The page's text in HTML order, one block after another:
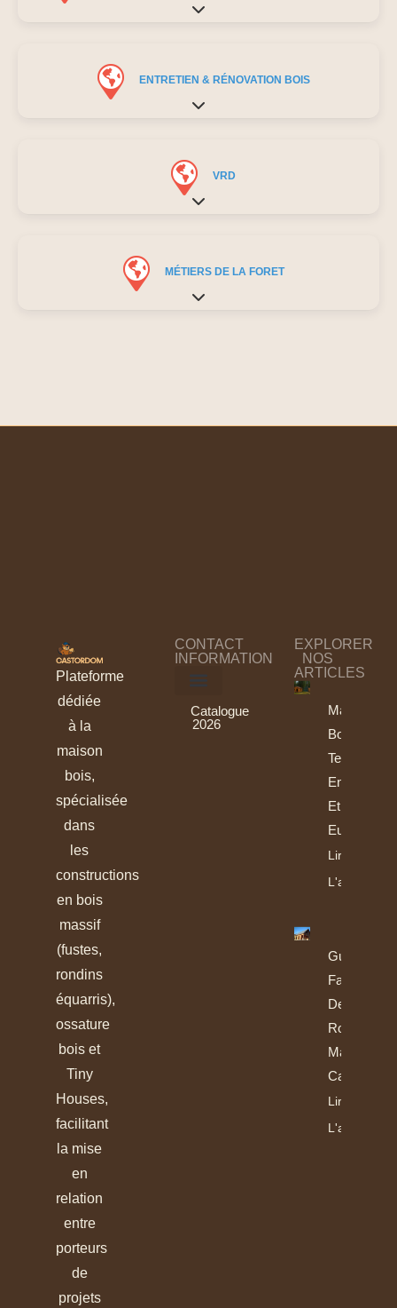
Expand sub-categories
ENTRETIEN & RÉNOVATION BOIS
Expand sub-categories
VRD
Expand sub-categories
MÉTIERS DE LA FORET
Expand sub-categories
Plateforme
dédiée
à la
maison
bois,
spécialisée
dans
les
constructions
en bois
massif
(fustes,
rondins
équarris),
ossature
bois et
Tiny
Houses,
facilitant
la mise
en
relation
entre
porteurs
de
projets
CONTACT
INFORMATION
Catalogue
2026
EXPLORER
NOS
ARTICLES
Maisons
Bois :
Tendances
En France
Et En
Europe
Lire
L'article
Guide De
Fabrication
Des
Rondins Et
Madriers
Calibrés
Lire
L'article